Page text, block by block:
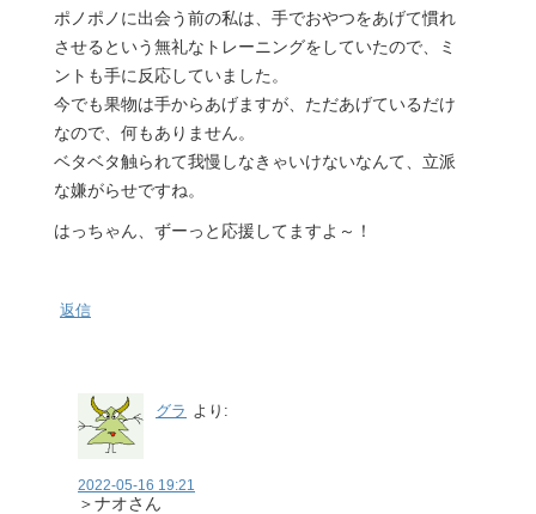
ポノポノに出会う前の私は、手でおやつをあげて慣れ
させるという無礼なトレーニングをしていたので、ミ
ントも手に反応していました。
今でも果物は手からあげますが、ただあげているだけ
なので、何もありません。
ベタベタ触られて我慢しなきゃいけないなんて、立派
な嫌がらせですね。
はっちゃん、ずーっと応援してますよ～！
返信
グラ より:
2022-05-16 19:21
＞ナオさん